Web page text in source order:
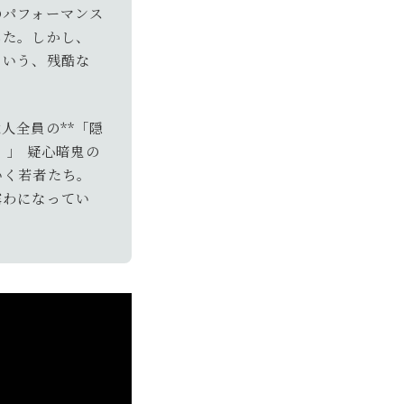
フォーマンス
。しかし、
う、残酷な
全員の**「隠
」 疑心暗鬼の
若者たち。
になってい